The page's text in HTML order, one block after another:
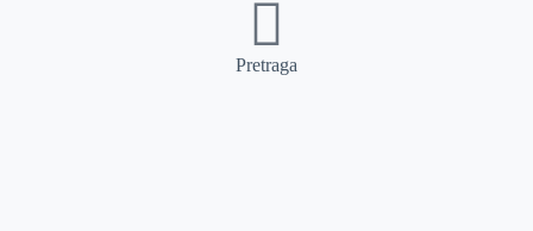
Pretraga